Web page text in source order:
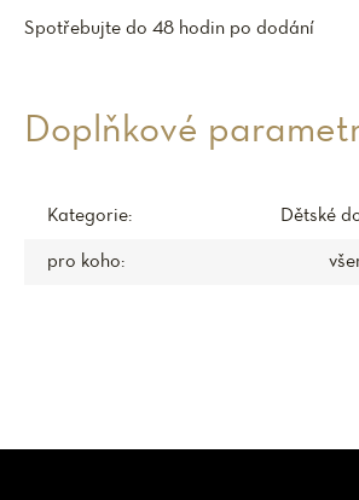
Spotřebujte do 48 hodin po dodání
Doplňkové
Kategorie: Dětské
pro koho: